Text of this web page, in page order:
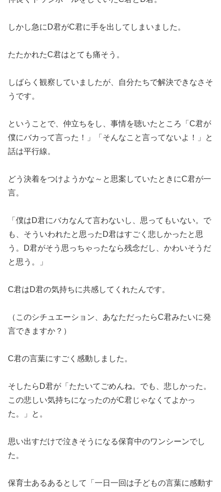
しかし急にD君がC君に手を出してしまいました。
たたかれたC君はとても痛そう。
しばらく観察していましたが、自分たちで解決できなさそ
うです。
ということで、仲立ちをし、事情を聴いたところ「C君が
僕にバカって言った！」「そんなこと言ってないよ！」と
話は平行線。
どう決着をつけようかな～と思案していたときにC君が一
言。
「僕はD君にバカなんて言わないし、思ってもいない。で
も、そういわれたと思ったD君はすごく悲しかったと思
う。D君がそう思っちゃったなら残念だし、かわいそうだ
と思う。」
C君はD君の気持ちに共感してくれたんです。
（このシチュエーション、あなただったらC君みたいに発
言できますか？）
C君の言葉にすごく感動しました。
そしたらD君が「たたいてごめんね。でも、悲しかった。
この悲しい気持ちになったのがC君じゃなくてよかっ
た。」と。
思い出すだけで泣きそうになる保育中のワンシーンでし
た。
保育士あるあるとして「一日一回は子どもの言葉に感動す